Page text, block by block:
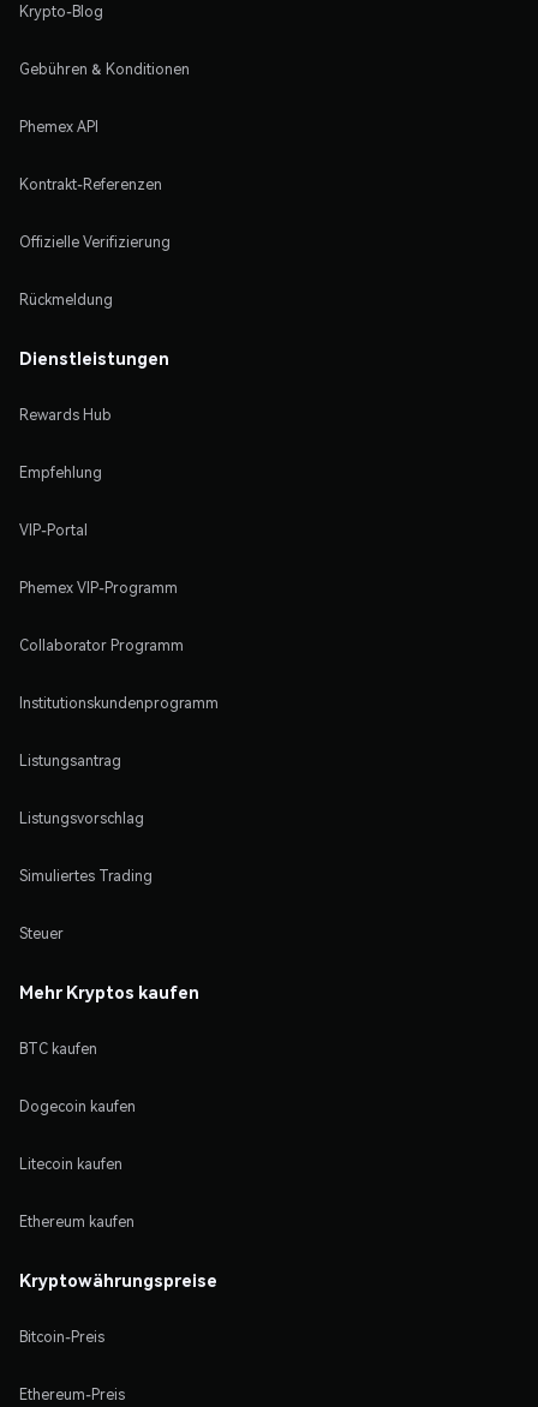
Krypto-Blog
Gebühren & Konditionen
Phemex API
Kontrakt-Referenzen
Offizielle Verifizierung
Rückmeldung
Dienstleistungen
Rewards Hub
Empfehlung
VIP-Portal
Phemex VIP-Programm
Collaborator Programm
Institutionskundenprogramm
Listungsantrag
Listungsvorschlag
Simuliertes Trading
Steuer
Mehr Kryptos kaufen
BTC kaufen
Dogecoin kaufen
Litecoin kaufen
Ethereum kaufen
Kryptowährungspreise
Bitcoin-Preis
Ethereum-Preis